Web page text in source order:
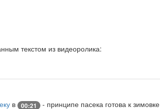
текстом из видеоролика:
в 00:21 - принципе пасека готова к зимовке